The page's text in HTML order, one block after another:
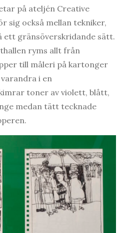
på ateljén Creative
sig också mellan tekniker,
ett gränsöverskridande sätt.
ryms allt från
till måleri på kartonger
i en
toner av violett, blått,
medan tätt tecknade